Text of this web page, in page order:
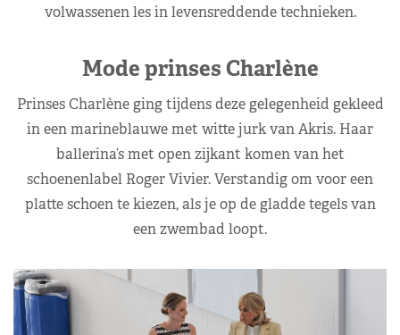
volwassenen les in levensreddende technieken.
Mode prinses Charlène
Prinses Charlène ging tijdens deze gelegenheid gekleed
in een marineblauwe met witte jurk van Akris. Haar
ballerina’s met open zijkant komen van het
schoenenlabel Roger Vivier. Verstandig om voor een
platte schoen te kiezen, als je op de gladde tegels van
een zwembad loopt.